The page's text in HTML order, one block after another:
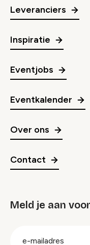
Leveranciers
Inspiratie
Eventjobs
Eventkalender
Over ons
Contact
Meld je aan